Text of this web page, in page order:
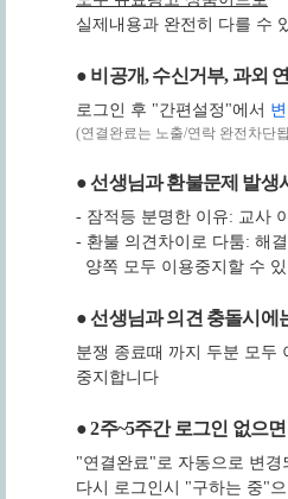
실제내용과 완전히 다를 수
● 비공개, 수신거부, 과외
로그인 후 "간편설정"에서
(연결완료는 노출/연락 완전차단
● 선생님과 환불문제 발생
- 잠적등 분명한 이유: 교사
- 환불 의견차이로 다툼: 해결
양쪽 모두 이용중지할 수
● 선생님과 의견 충돌시에
분쟁 종료때 까지 두분 모두
중지합니다
● 2주~5주간 로그인 없으면
"연결완료"로 자동으로 변경
다시 로그인시 "구하는 중"